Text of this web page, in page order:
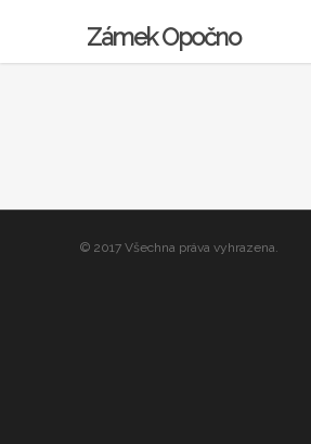
Zámek Opočno
© 2017 Všechna práva vyhrazena.